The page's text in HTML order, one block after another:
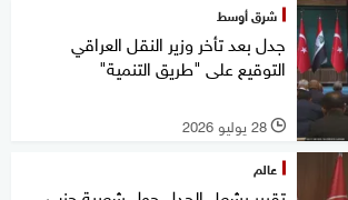
شرق أوسط
جدل بعد تأخر وزير النقل العراقي
التوقيع على "طريق التنمية"
l 28 يوليو 2026
عالم